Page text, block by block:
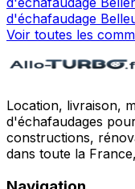
d'échafaudage
Voir toutes les
Location, livraison,
d'échafaudages
constructions,
dans toute la